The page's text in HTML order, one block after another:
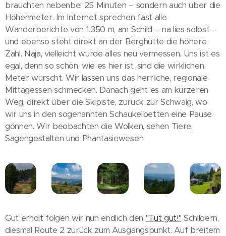
brauchten nebenbei 25 Minuten – sondern auch über die
Höhenmeter. Im Internet sprechen fast alle
Wanderberichte von 1.350 m, am Schild – na lies selbst –
und ebenso steht direkt an der Berghütte die höhere
Zahl. Naja, vielleicht wurde alles neu vermessen. Uns ist es
egal, denn so schön, wie es hier ist, sind die wirklichen
Meter wurscht. Wir lassen uns das herrliche, regionale
Mittagessen schmecken. Danach geht es am kürzeren
Weg, direkt über die Skipiste, zurück zur Schwaig, wo
wir uns in den sogenannten Schaukelbetten eine Pause
gönnen. Wir beobachten die Wolken, sehen Tiere,
Sagengestalten und Phantasiewesen.
Gut erholt folgen wir nun endlich den "Tut gut!" Schildern,
diesmal Route 2 zurück zum Ausgangspunkt. Auf breitem